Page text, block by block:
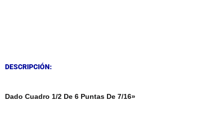
DESCRIPCIÓN:
Dado Cuadro 1/2 De 6 Puntas De 7/16»